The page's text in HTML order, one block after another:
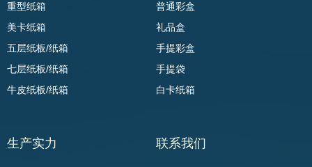
重型纸箱
美卡纸箱
五层纸板/纸箱
七层纸板/纸箱
牛皮纸板/纸箱
普通彩盒
礼品盒
手提彩盒
手提袋
白卡纸箱
生产实力 联系我们